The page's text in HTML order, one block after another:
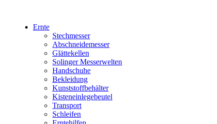
Ernte
Stechmesser
Abschneidemesser
Glättekellen
Solinger Messerwelten
Handschuhe
Bekleidung
Kunststoffbehälter
Kisteneinlegebeutel
Transport
Schleifen